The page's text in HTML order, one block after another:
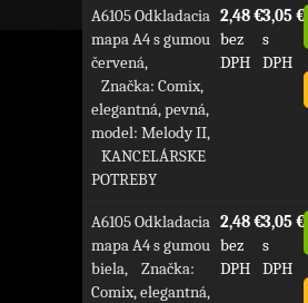
A6105 Odkladacia
mapa A4 s gumou
červená,
Značka: Comix,
elegantná, pevná,
model: Melody II,
KANCELÁRSKE
POTREBY
2,48 €
bez
DPH
3,05 €
s
DPH
A6105 Odkladacia
mapa A4 s gumou
biela, Značka:
Comix, elegantná,
2,48 €
bez
DPH
3,05 €
s
DPH